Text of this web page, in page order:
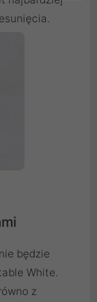
będzie
White.
z